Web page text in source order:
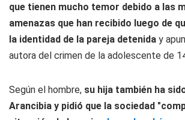
que tienen mucho temor debido a las
amenazas que han recibido luego de
la identidad de la pareja detenida y
autora del crimen de la adolescente de
Según el hombre, su hija también ha
Arancibia y pidió que la sociedad